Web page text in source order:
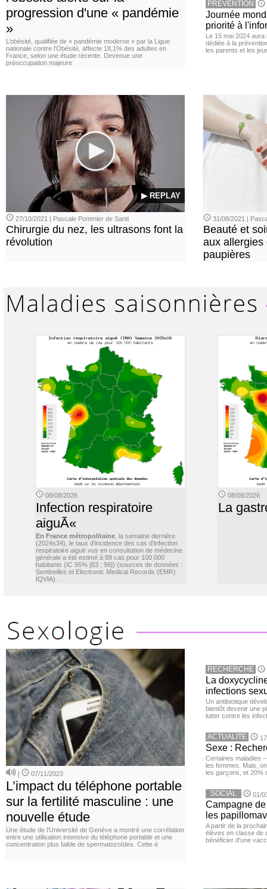
progression d'une « pandémie
»
L’obésité, qualifiée de « pandémie moderne » par la Ligue
nationale contre l’Obésité, affecte 18,1% des adultes en
France, selon une étude récente. Devenue une
préoccupation majeure
PREVENTION
Journée
priorité à
Le 15 mai 2024 aura
dédiée à la
les parents et les
▶ REPLAY
27/10/2021 | Pascale Pommier de Santi
Chirurgie du nez, les ultrasons font la
révolution
31/08/2021 |
Beauté et
aux allergies
paupières
08/08/2026
Infection respiratoire
aiguÃ«
En France métropolitaine , la semaine dernière
(2024s34), le taux d’incidence des cas d’infection
respiratoire aiguë vus en consultation de médecine
générale a été estimé à 89 cas pour 100 000
habitants (IC 95% [83 ; 96]) (sources de données :
Sentinelles et Electronic Medical Records (EMR)
IQVIA).
08/08/2026
La
| 07/11/2023
L’impact du téléphone portable
sur la fertilité masculine : une
nouvelle étude
Une étude de l’Université de Genève a montré une corrélation
entre une utilisation intensive du téléphone portable et une
concentration plus faible de spermatozoïdes. Cette é
RECHERCHE
La
infections
Un antibiotique
bientôt devenir une
lutter contre les
ACTUALITE
Sexe :
Certaines maladies
les femmes. Mais,
les garçons, et 20%
SOCIAL 01/
Campagne
les
A partir de la
élèves en classe de
bénéficier d'une